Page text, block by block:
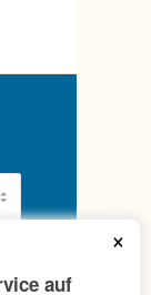
×
auf